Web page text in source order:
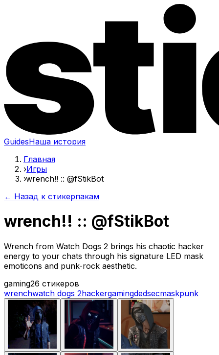
GuidesНаша история
Главная
›Игры
›wrench!! :: @fStikBot
← Назад к стикерпакам
wrench!! :: @fStikBot
Wrench from Watch Dogs 2 brings his chaotic hacker
energy to your chats through his signature LED mask
emoticons and punk-rock aesthetic.
gaming26 стикеров
wrenchwatch dogs 2hackergamingdedsecmaskpunk